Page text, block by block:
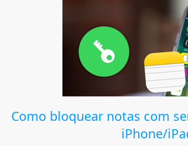
Como bloquear notas com
iPhone/